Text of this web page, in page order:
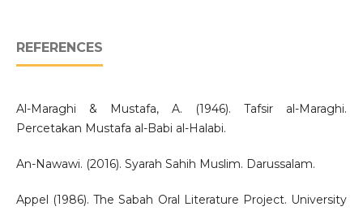
REFERENCES
Al-Maraghi & Mustafa, A. (1946). Tafsir al-Maraghi.
Percetakan Mustafa al-Babi al-Halabi.
An-Nawawi. (2016). Syarah Sahih Muslim. Darussalam.
Appel (1986). The Sabah Oral Literature Project. University